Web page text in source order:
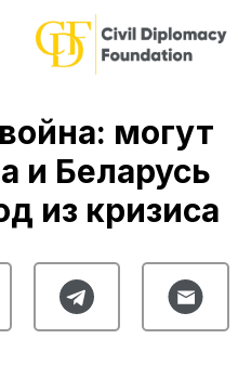
могут
и Беларусь
из кризиса